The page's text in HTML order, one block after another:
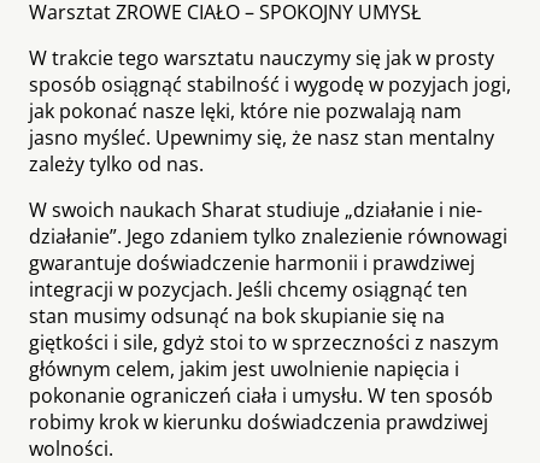
Warsztat ZROWE CIAŁO – SPOKOJNY UMYSŁ
W trakcie tego warsztatu nauczymy się jak w prosty
sposób osiągnąć stabilność i wygodę w pozyjach jogi,
jak pokonać nasze lęki, które nie pozwalają nam
jasno myśleć. Upewnimy się, że nasz stan mentalny
zależy tylko od nas.
W swoich naukach Sharat studiuje „działanie i nie-
działanie”. Jego zdaniem tylko znalezienie równowagi
gwarantuje doświadczenie harmonii i prawdziwej
integracji w pozycjach. Jeśli chcemy osiągnąć ten
stan musimy odsunąć na bok skupianie się na
giętkości i sile, gdyż stoi to w sprzeczności z naszym
głównym celem, jakim jest uwolnienie napięcia i
pokonanie ograniczeń ciała i umysłu. W ten sposób
robimy krok w kierunku doświadczenia prawdziwej
wolności.